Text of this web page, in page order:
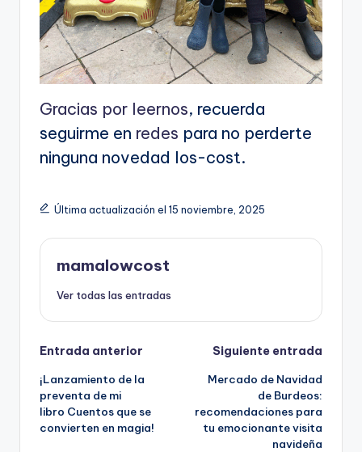
Gracias por leernos, recuerda
seguirme en redes para no perderte
ninguna novedad los-cost.
Última actualización el 15 noviembre, 2025
mamalowcost
Ver todas las entradas
Navegación
de
entradas
Entrada anterior
¡Lanzamiento de la
preventa de mi
libro Cuentos que se
convierten en magia!
Siguiente entrada
Mercado de Navidad
de Burdeos:
recomendaciones para
tu emocionante visita
navideña